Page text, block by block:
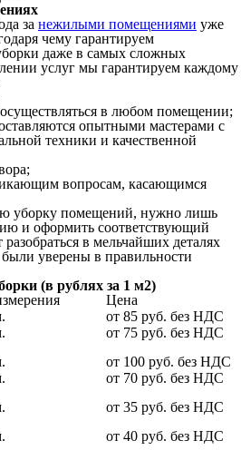
за нежилыми помещениями уже
чему гарантируем
даже в самых сложных
услуг мы гарантируем каждому
в любом помещении;
опытными мастерами с
техники и качественной
вопросам, касающимся
уборку помещений, нужно лишь
и оформить соответствующий
в мельчайших деталях
уверены в правильности
(в рублях за 1 м2)
Цена
от 85 руб. без НДС
от 75 руб. без НДС
от 100 руб. без НДС
от 70 руб. без НДС
от 35 руб. без НДС
от 40 руб. без НДС